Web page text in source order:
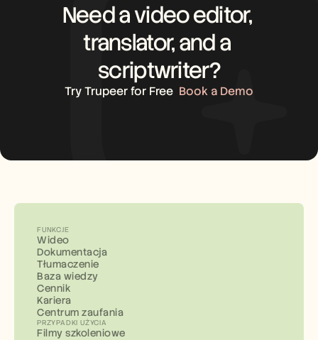
Need a video editor,
translator, and a
scriptwriter?
Try Trupeer for Free Book a Demo
FUNKCJE
Wideo
Dokumentacja
Tłumaczenie
Baza wiedzy
Cennik
Kariera
Centrum zaufania
PRZYPADKI UŻYCIA
Filmy szkoleniowe